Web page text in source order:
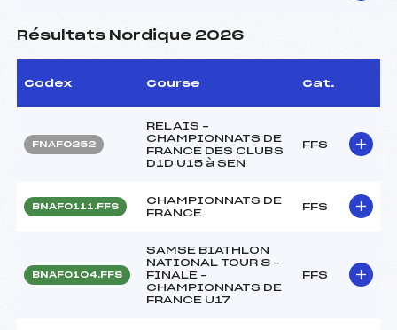
Résultats Nordique 2026
Codex Course Cat.
FNAF0252
RELAIS –
CHAMPIONNATS DE
FRANCE DES CLUBS
D1D U15 à SEN
FFS
BNAF0111.FFS
CHAMPIONNATS DE
FRANCE
FFS
BNAF0104.FFS
SAMSE BIATHLON
NATIONAL TOUR 8 –
FINALE –
CHAMPIONNATS DE
FRANCE U17
FFS